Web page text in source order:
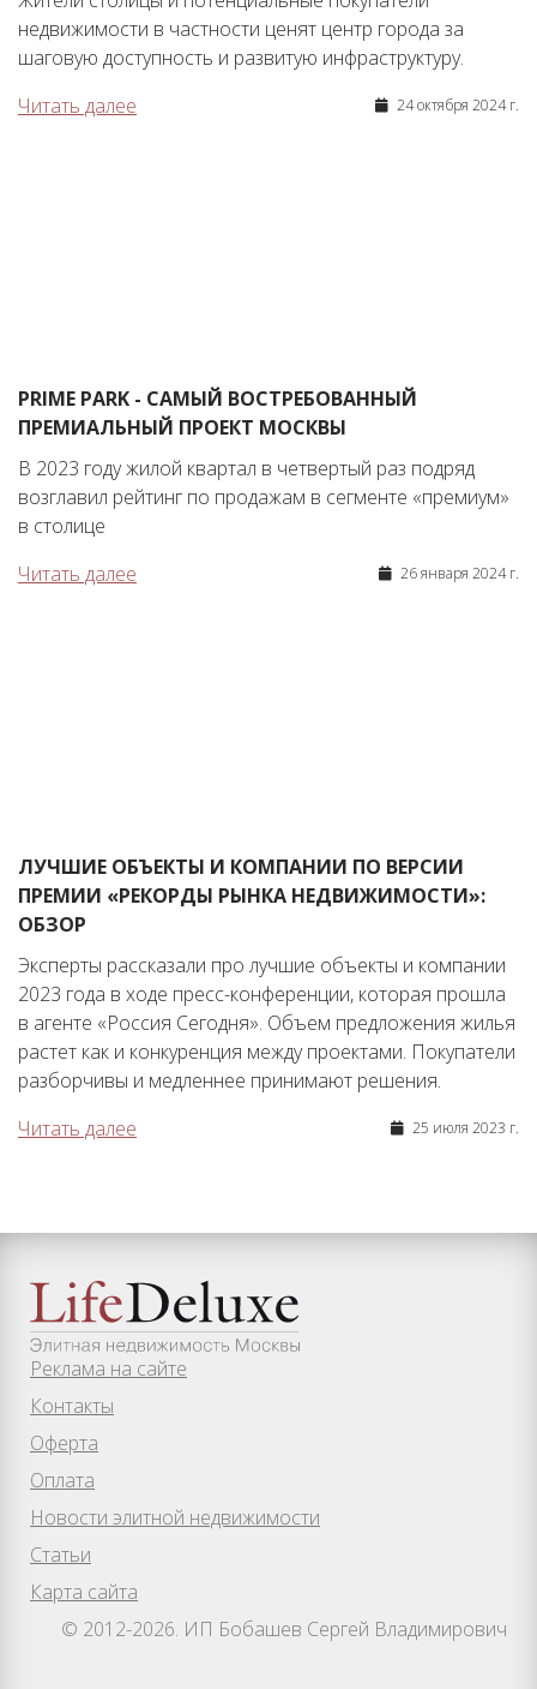
недвижимости в частности ценят центр города за
шаговую доступность и развитую инфраструктуру.
Читать далее
24 октября 2024 г.
PRIME PARK - САМЫЙ ВОСТРЕБОВАННЫЙ
ПРЕМИАЛЬНЫЙ ПРОЕКТ МОСКВЫ
В 2023 году жилой квартал в четвертый раз подряд
возглавил рейтинг по продажам в сегменте «премиум»
в столице
Читать далее
26 января 2024 г.
ЛУЧШИЕ ОБЪЕКТЫ И КОМПАНИИ ПО ВЕРСИИ
ПРЕМИИ «РЕКОРДЫ РЫНКА НЕДВИЖИМОСТИ»:
ОБЗОР
Эксперты рассказали про лучшие объекты и компании
2023 года в ходе пресс-конференции, которая прошла
в агенте «Россия Сегодня». Объем предложения жилья
растет как и конкуренция между проектами. Покупатели
разборчивы и медленнее принимают решения.
Читать далее
25 июля 2023 г.
Реклама на сайте
Контакты
Оферта
Оплата
Новости элитной недвижимости
Статьи
Карта сайта
© 2012-2026. ИП Бобашев Сергей Владимирович